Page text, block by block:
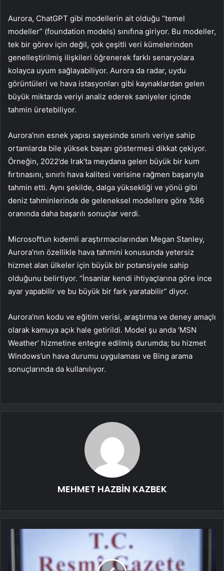
Aurora, ChatGPT gibi modellerin ait olduğu “temel
modeller” (foundation models) sınıfına giriyor. Bu modeller,
tek bir görev için değil, çok çeşitli veri kümelerinden
genelleştirilmiş ilişkileri öğrenerek farklı senaryolara
kolayca uyum sağlayabiliyor. Aurora da radar, uydu
görüntüleri ve hava istasyonları gibi kaynaklardan gelen
büyük miktarda veriyi analiz ederek saniyeler içinde
tahmin üretebiliyor.
Aurora’nın esnek yapısı sayesinde sınırlı veriye sahip
ortamlarda bile yüksek başarı göstermesi dikkat çekiyor.
Örneğin, 2022’de Irak’ta meydana gelen büyük bir kum
fırtınasını, sınırlı hava kalitesi verisine rağmen başarıyla
tahmin etti. Aynı şekilde, dalga yüksekliği ve yönü gibi
deniz tahminlerinde de geleneksel modellere göre %86
oranında daha başarılı sonuçlar verdi.
Microsoft’un kıdemli araştırmacılarından Megan Stanley,
Aurora’nın özellikle hava tahmini konusunda yetersiz
hizmet alan ülkeler için büyük bir potansiyele sahip
olduğunu belirtiyor. “İnsanlar kendi ihtiyaçlarına göre ince
ayar yapabilir ve bu büyük bir fark yaratabilir” diyor.
Aurora’nın kodu ve eğitim verisi, araştırma ve deney amaçlı
olarak kamuya açık hale getirildi. Model şu anda ‘MSN
Weather’ hizmetine entegre edilmiş durumda; bu hizmet
Windows’un hava durumu uygulaması ve Bing arama
sonuçlarında da kullanılıyor.
MEHMET HAZBİN KAZBEK